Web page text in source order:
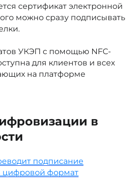
сертификат электронной
можно сразу подписывать
УКЭП с помощью NFC-
для клиентов и всех
на платформе
в
подписание
цифровой формат